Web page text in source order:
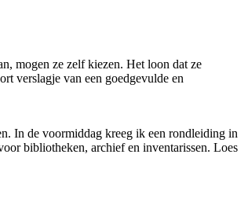
mogen ze zelf kiezen. Het loon dat ze
verslagje van een goedgevulde en
In de voormiddag kreeg ik een rondleiding in
bibliotheken, archief en inventarissen. Loes